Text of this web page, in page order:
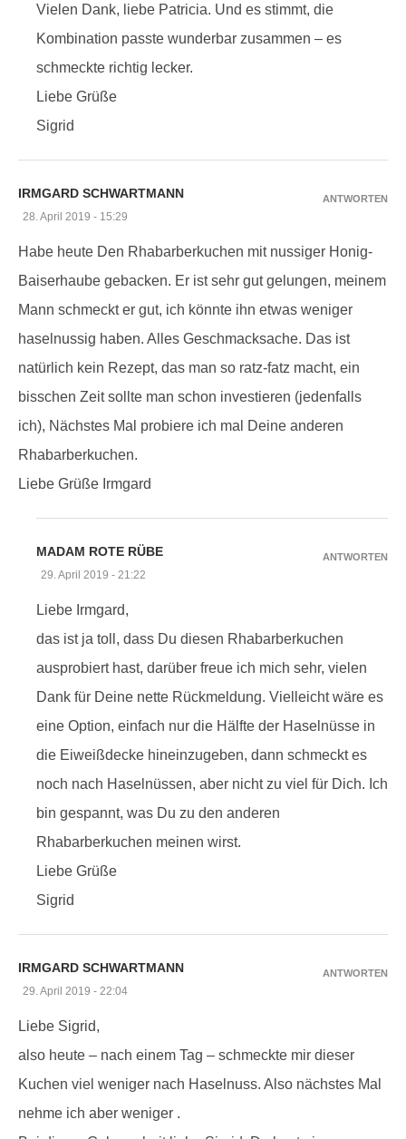
Vielen Dank, liebe Patricia. Und es stimmt, die
Kombination passte wunderbar zusammen – es
schmeckte richtig lecker.
Liebe Grüße
Sigrid
IRMGARD SCHWARTMANN
28. April 2019 - 15:29
Habe heute Den Rhabarberkuchen mit nussiger Honig-
Baiserhaube gebacken. Er ist sehr gut gelungen, meinem
Mann schmeckt er gut, ich könnte ihn etwas weniger
haselnussig haben. Alles Geschmacksache. Das ist
natürlich kein Rezept, das man so ratz-fatz macht, ein
bisschen Zeit sollte man schon investieren (jedenfalls
ich), Nächstes Mal probiere ich mal Deine anderen
Rhabarberkuchen.
Liebe Grüße Irmgard
ANTWORTEN
MADAM ROTE RÜBE
29. April 2019 - 21:22
Liebe Irmgard,
das ist ja toll, dass Du diesen Rhabarberkuchen
ausprobiert hast, darüber freue ich mich sehr, vielen
Dank für Deine nette Rückmeldung. Vielleicht wäre es
eine Option, einfach nur die Hälfte der Haselnüsse in
die Eiweißdecke hineinzugeben, dann schmeckt es
noch nach Haselnüssen, aber nicht zu viel für Dich. Ich
bin gespannt, was Du zu den anderen
Rhabarberkuchen meinen wirst.
Liebe Grüße
Sigrid
ANTWORTEN
IRMGARD SCHWARTMANN
29. April 2019 - 22:04
Liebe Sigrid,
also heute – nach einem Tag – schmeckte mir dieser
Kuchen viel weniger nach Haselnuss. Also nächstes Mal
nehme ich aber weniger .
ANTWORTEN